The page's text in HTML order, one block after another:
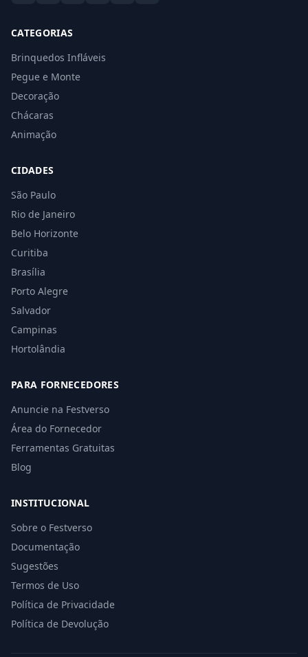
CATEGORIAS
Brinquedos Infláveis
Pegue e Monte
Decoração
Chácaras
Animação
CIDADES
São Paulo
Rio de Janeiro
Belo Horizonte
Curitiba
Brasília
Porto Alegre
Salvador
Campinas
Hortolândia
PARA FORNECEDORES
Anuncie na Festverso
Área do Fornecedor
Ferramentas Gratuitas
Blog
INSTITUCIONAL
Sobre o Festverso
Documentação
Sugestões
Termos de Uso
Política de Privacidade
Política de Devolução